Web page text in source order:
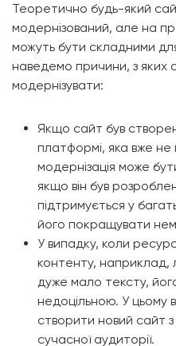
Теоретично будь-який
модернізований, але на
можуть бути складними
наведемо причини, з яких
модернізувати:
Якщо сайт був
платформі, яка вже не
модернізація може
якщо він був
підтримується у
його покращувати
У випадку, коли
контенту, наприклад,
дуже мало тексту,
недоцільною. У цьому
створити новий сайт
сучасної аудиторії.